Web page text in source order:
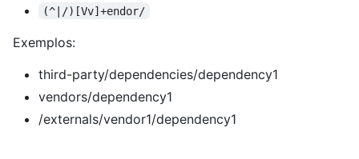
(^|/)[Vv]+endor/
Exemplos:
third-party/dependencies/dependency1
vendors/dependency1
/externals/vendor1/dependency1